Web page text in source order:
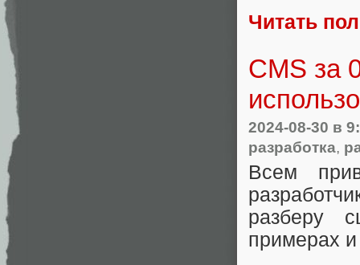
Читать
CMS за
2024-08-30 в
разработка,
Всем
разберу
примерах